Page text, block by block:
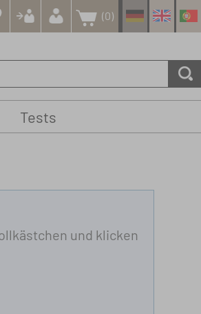
(0)
Tests
und klicken